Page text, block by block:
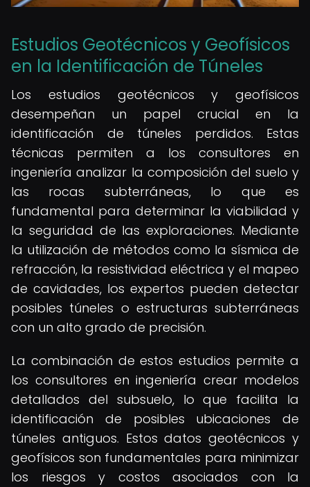
Estudios Geotécnicos y Geofísicos
en la Identificación de Túneles
Los estudios geotécnicos y geofísicos
desempeñan un papel crucial en la
identificación de túneles perdidos. Estas
técnicas permiten a los consultores en
ingeniería analizar la composición del suelo y
las rocas subterráneas, lo que es
fundamental para determinar la viabilidad y
la seguridad de las exploraciones. Mediante
la utilización de métodos como la sísmica de
refracción, la resistividad eléctrica y el mapeo
de cavidades, los expertos pueden detectar
posibles túneles o estructuras subterráneas
con un alto grado de precisión.
La combinación de estos estudios permite a
los consultores en ingeniería crear modelos
detallados del subsuelo, lo que facilita la
identificación de posibles ubicaciones de
túneles antiguos. Estos datos geotécnicos y
geofísicos son fundamentales para minimizar
los riesgos y costos asociados con la